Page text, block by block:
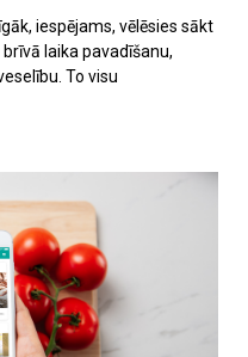
iespējams, vēlēsies sākt
laika pavadīšanu,
To visu